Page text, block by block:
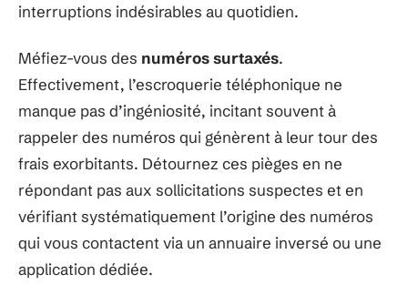
interruptions indésirables au quotidien.
Méfiez-vous des numéros surtaxés.
Effectivement, l’escroquerie téléphonique ne
manque pas d’ingéniosité, incitant souvent à
rappeler des numéros qui génèrent à leur tour des
frais exorbitants. Détournez ces pièges en ne
répondant pas aux sollicitations suspectes et en
vérifiant systématiquement l’origine des numéros
qui vous contactent via un annuaire inversé ou une
application dédiée.